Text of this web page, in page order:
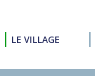
LE VILLAGE